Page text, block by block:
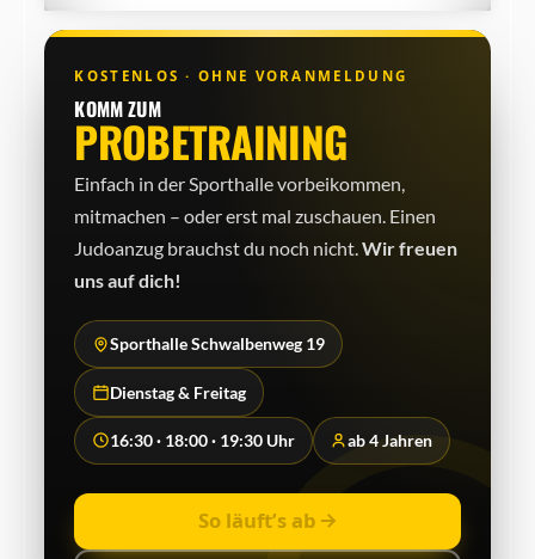
KOSTENLOS · OHNE VORANMELDUNG
KOMM ZUM
PROBETRAINING
Einfach in der Sporthalle vorbeikommen,
mitmachen – oder erst mal zuschauen. Einen
Judo­anzug brauchst du noch nicht.Wir freuen
uns auf dich!
Sporthalle Schwalbenweg 19
Dienstag & Freitag
16:30 · 18:00 · 19:30 Uhr ab 4 Jahren
So läuft’s ab